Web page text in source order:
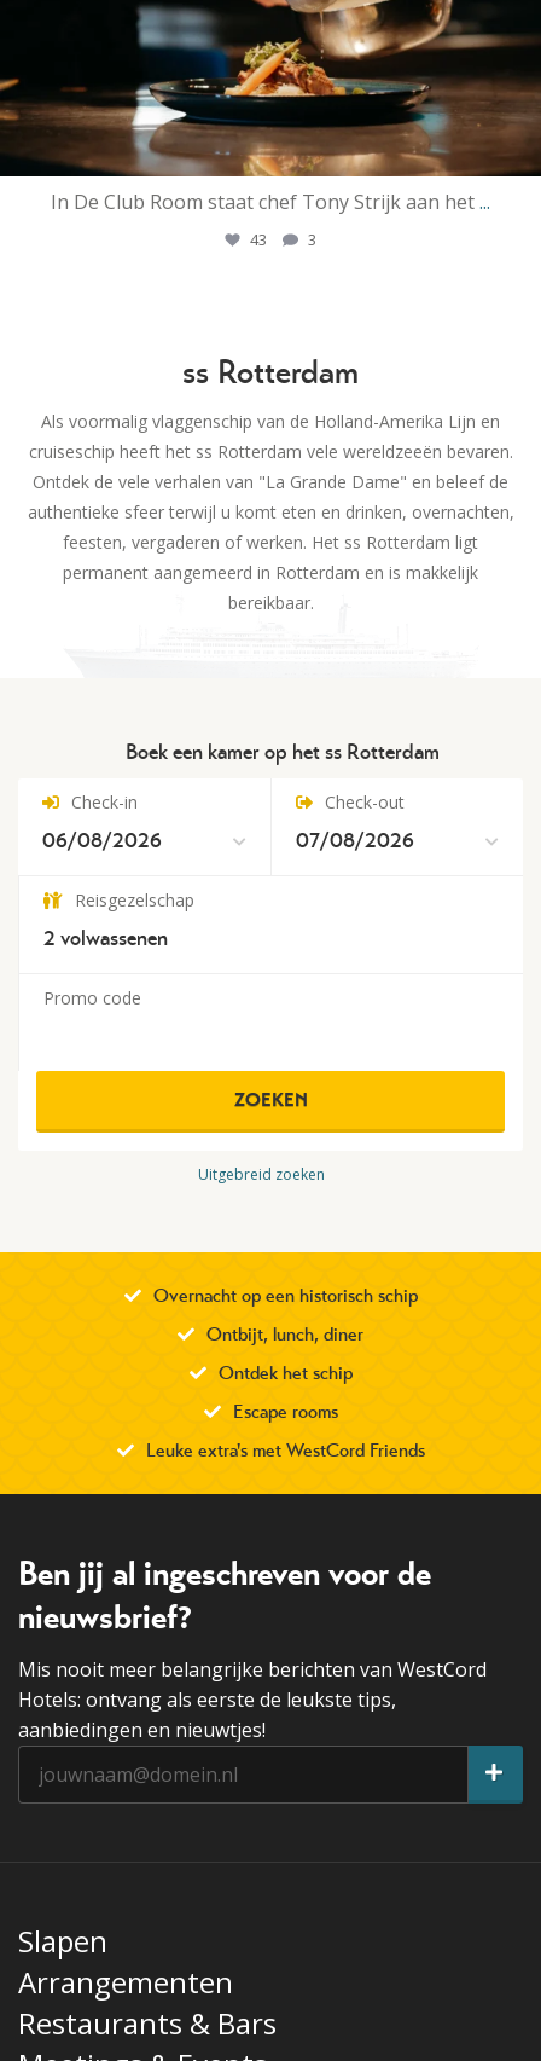
In De Club Room staat chef Tony Strijk aan het...
43 3
ss Rotterdam
Als voormalig vlaggenschip van de Holland-Amerika Lijn en
cruiseschip heeft het ss Rotterdam vele wereldzeeën bevaren.
Ontdek de vele verhalen van "La Grande Dame" en beleef de
authentieke sfeer terwijl u komt eten en drinken, overnachten,
feesten, vergaderen of werken. Het ss Rotterdam ligt
permanent aangemeerd in Rotterdam en is makkelijk
bereikbaar.
Boek een kamer op het ss Rotterdam
Check-in Check-out
Reisgezelschap
2 volwassenen
Promo code
ZOEKEN
Uitgebreid zoeken
Overnacht op een historisch schip
Ontbijt, lunch, diner
Ontdek het schip
Escape rooms
Leuke extra's met WestCord Friends
Ben jij al ingeschreven voor de
nieuwsbrief?
Mis nooit meer belangrijke berichten van WestCord
Hotels: ontvang als eerste de leukste tips,
aanbiedingen en nieuwtjes!
Slapen
Arrangementen
Restaurants & Bars